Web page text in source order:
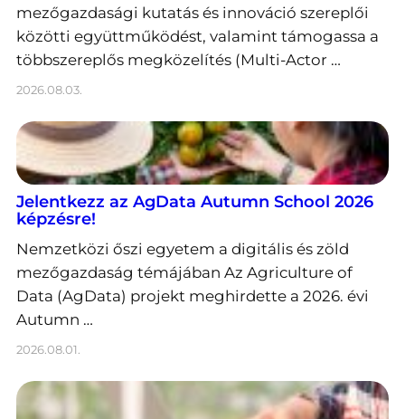
mezőgazdasági kutatás és innováció szereplői
közötti együttműködést, valamint támogassa a
többszereplős megközelítés (Multi-Actor …
2026.08.03.
Jelentkezz az AgData Autumn School 2026
képzésre!
Nemzetközi őszi egyetem a digitális és zöld
mezőgazdaság témájában Az Agriculture of
Data (AgData) projekt meghirdette a 2026. évi
Autumn …
2026.08.01.